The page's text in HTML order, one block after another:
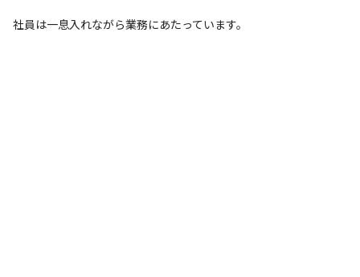
社員は一息入れながら業務にあたっています。